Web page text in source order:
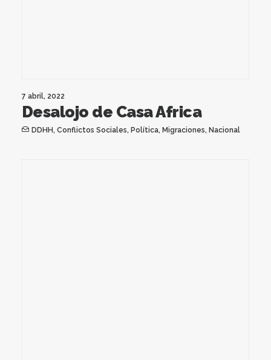
7 abril, 2022
Desalojo de Casa Africa
DDHH, Conflictos Sociales, Política, Migraciones, Nacional